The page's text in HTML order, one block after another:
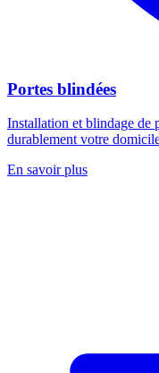
Portes blindées
Installation et blindage de
durablement votre
En savoir plus